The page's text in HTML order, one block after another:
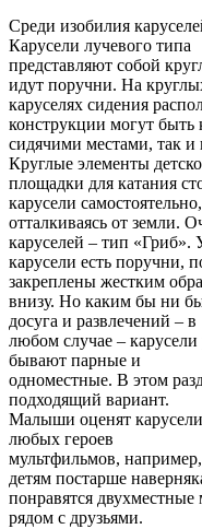
Среди изобилия
Карусели лучевого типа
представляют собой
идут поручни. На
каруселях сидения
конструкции могут быть
сидячими местами, так и
Круглые элементы
площадки для катания
карусели самостоятельно,
отталкиваясь от земли.
каруселей – тип «Гриб».
карусели есть поручни,
закреплены жестким
внизу. Но каким бы ни
досуга и развлечений – в
любом случае –
бывают парные и
одноместные. В этом
подходящий вариант.
Малыши оценят
любых героев
мультфильмов,
детям постарше
понравятся
рядом с друзьями.